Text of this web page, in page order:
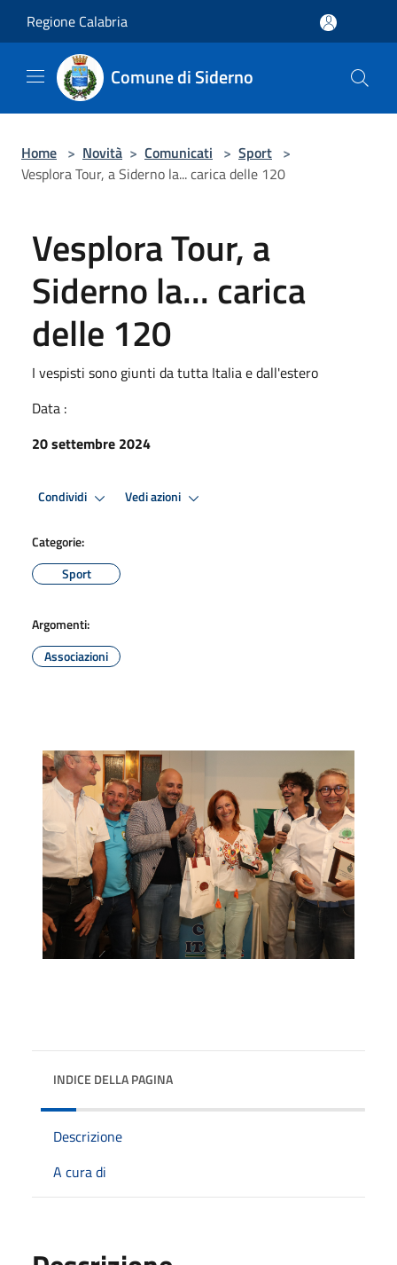
Regione Calabria
Comune di Siderno
Home > Novità > Comunicati > Sport >
Vesplora Tour, a Siderno la... carica delle 120
Vesplora Tour, a
Siderno la... carica
delle 120
I vespisti sono giunti da tutta Italia e dall'estero
Data :
20 settembre 2024
Condividi Vedi azioni
Categorie:
Sport
Argomenti:
Associazioni
INDICE DELLA PAGINA
Descrizione
A cura di